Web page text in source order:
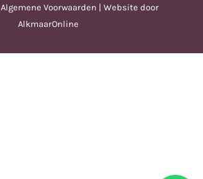
Algemene Voorwaarden | Website door
AlkmaarOnline